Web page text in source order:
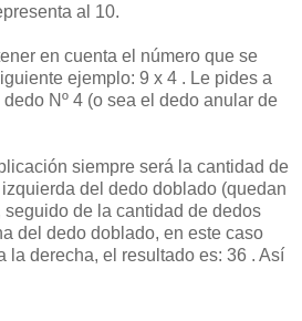
al 10.
en cuenta el número que se
ejemplo: 9 x 4 . Le pides a
Nº 4 (o sea el dedo anular de
siempre será la cantidad de
del dedo doblado (quedan
de la cantidad de dedos
del dedo doblado, en este caso
la derecha, el resultado es: 36 . Así